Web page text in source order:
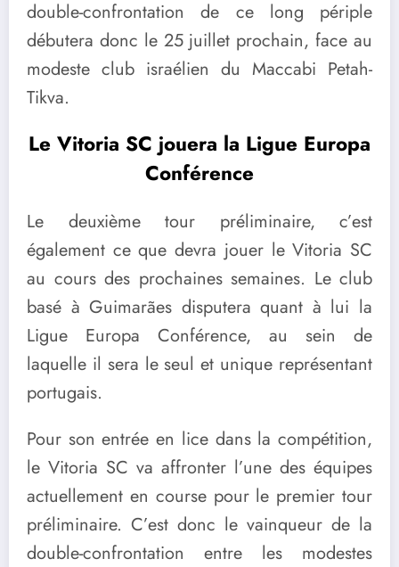
double-confrontation de ce long périple
débutera donc le 25 juillet prochain, face au
modeste club israélien du Maccabi Petah-
Tikva.
Le Vitoria SC jouera la Ligue Europa
Conférence
Le deuxième tour préliminaire, c’est
également ce que devra jouer le Vitoria SC
au cours des prochaines semaines. Le club
basé à Guimarães disputera quant à lui la
Ligue Europa Conférence, au sein de
laquelle il sera le seul et unique représentant
portugais.
Pour son entrée en lice dans la compétition,
le Vitoria SC va affronter l’une des équipes
actuellement en course pour le premier tour
préliminaire. C’est donc le vainqueur de la
double-confrontation entre les modestes